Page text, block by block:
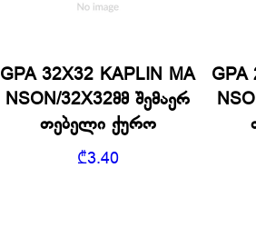
GPA 32X32 KAPLIN MA
NSON/32X32მმ შემაერ
თებელი ქურო
₾3.40
GPA